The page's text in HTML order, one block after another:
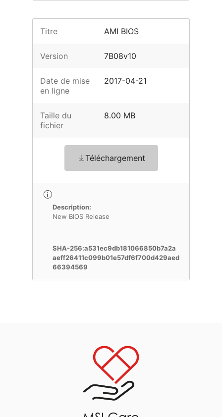
Titre AMI BIOS
Version 7B08v10
Date de mise
en ligne
2017-04-21
Taille du
fichier
8.00 MB
Téléchargement
Description:
New BIOS Release
SHA-256:a531ec9db181066850b7a2a
aeff26411c099b01e57df6f700d429aed
66394569